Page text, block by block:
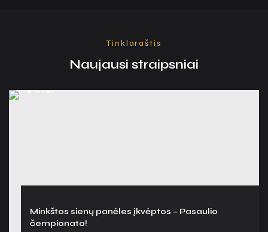
Tinklaraštis
Naujausi straipsniai​
Minkštos sienų panėles įkvėptos – Pasaulio
čempionato!